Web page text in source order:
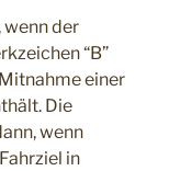
wenn der
“B”
einer
Die
wenn
in